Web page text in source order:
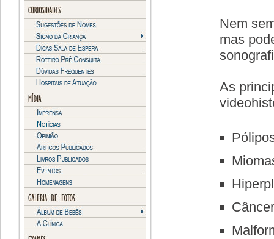
Nem
mas
As